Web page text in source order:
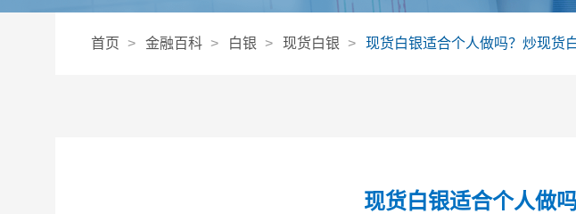
首页 金融百科 白银 现货白银 现货白银适合个人做吗？炒现货
现货白银适合个人做